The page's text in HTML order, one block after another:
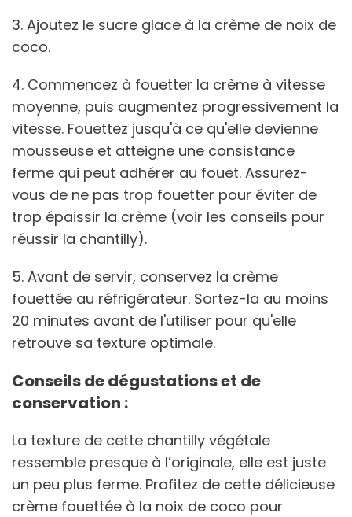
3. Ajoutez le sucre glace à la crème de noix de
coco.
4. Commencez à fouetter la crème à vitesse
moyenne, puis augmentez progressivement la
vitesse. Fouettez jusqu'à ce qu'elle devienne
mousseuse et atteigne une consistance
ferme qui peut adhérer au fouet. Assurez-
vous de ne pas trop fouetter pour éviter de
trop épaissir la crème (voir les conseils pour
réussir la chantilly).
5. Avant de servir, conservez la crème
fouettée au réfrigérateur. Sortez-la au moins
20 minutes avant de l'utiliser pour qu'elle
retrouve sa texture optimale.
Conseils de dégustations et de
conservation :
La texture de cette chantilly végétale
ressemble presque à l’originale, elle est juste
un peu plus ferme. Profitez de cette délicieuse
crème fouettée à la noix de coco pour